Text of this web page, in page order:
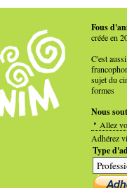
Fous
créée en
C'est
sujet du
formes
Nous
Allez
Adhérez
Type